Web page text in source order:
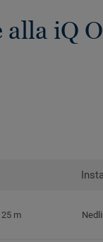
alla iQ
m